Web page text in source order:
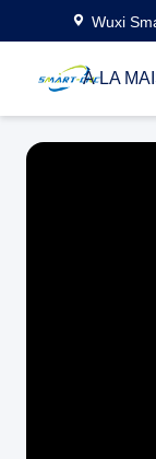
Wuxi
À LA